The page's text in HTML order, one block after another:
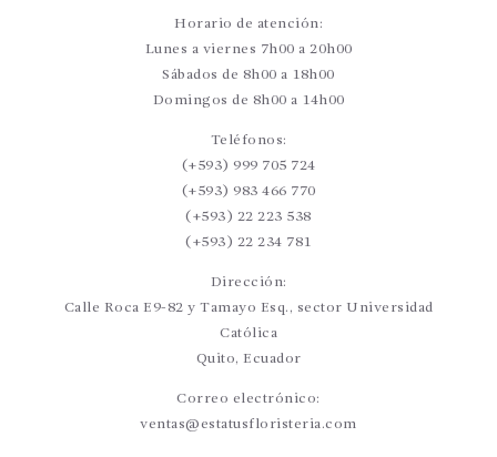
Horario de atención:
Lunes a viernes 7h00 a 20h00
Sábados de 8h00 a 18h00
Domingos de 8h00 a 14h00
Teléfonos:
(+593) 999 705 724
(+593) 983 466 770
(+593) 22 223 538
(+593) 22 234 781
Dirección:
Calle Roca E9-82 y Tamayo Esq., sector Universidad
Católica
Quito, Ecuador
Correo electrónico:
ventas@estatusfloristeria.com